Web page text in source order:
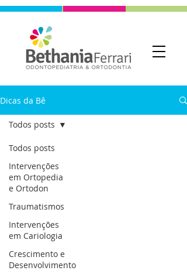
Dicas da Bê
Todos posts
Intervenções
em Ortopedia
e Ortodon
Traumatismos
Intervenções
em Cariologia
Crescimento e
Desenvolvimento
Todos posts